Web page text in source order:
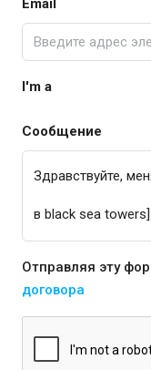
Email
I'm a
Сообщение
Отправляя эту
договора